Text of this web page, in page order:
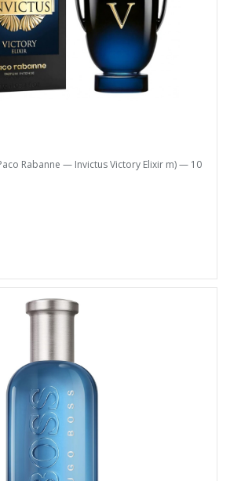
Rabanne — Invictus Victory Elixir m) — 10